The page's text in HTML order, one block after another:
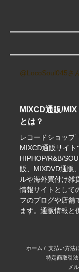
@LocoSoul045さ
MIXCD通販/
とは？
レコードショップ
MIXCD通販サイト
HIPHOP/R&B/
販、MIXDVD通販
ルや海外買付け雑
情報サイトとして
フのブログや店舗
ます。通販情報と
ホーム / 支払い方法
特定商取引
メ